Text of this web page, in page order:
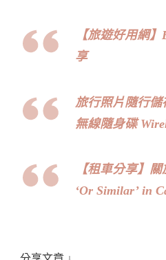
【旅遊好用網
享
旅行照片隨行儲
無線隨身碟
【租車分享】
‘Or Similar’ in